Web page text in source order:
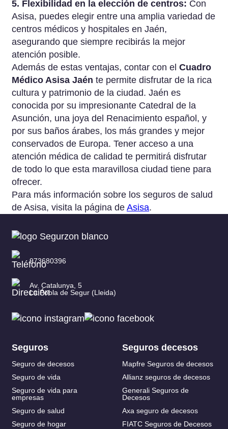
5. Flexibilidad en la elección de centros: Con
Asisa, puedes elegir entre una amplia variedad de
centros médicos y hospitales en Jaén,
asegurando que siempre recibirás la mejor
atención posible.
Además de estas ventajas, contar con elCuadro
Médico Asisa Jaén te permite disfrutar de la rica
cultura y patrimonio de la ciudad. Jaén es
conocida por su impresionante Catedral de la
Asunción, una joya del Renacimiento español, y
por sus baños árabes, los más grandes y mejor
conservados de Europa. Tener acceso a una
atención médica de calidad te permitirá disfrutar
de todo lo que esta maravillosa ciudad tiene para
ofrecer.
Para más información sobre los seguros de salud
de Asisa, visita la página deAsisa.
973680396
Av. Catalunya, 5
La Pobla de Segur (Lleida)
Seguros
Seguro de decesos
Seguro de vida
Seguro de vida para
empresas
Seguro de salud
Seguro de hogar
Seguros decesos
Mapfre Seguros de decesos
Allianz seguros de decesos
Generali Seguros de
Decesos
Axa seguro de decesos
FIATC Seguros de Decesos